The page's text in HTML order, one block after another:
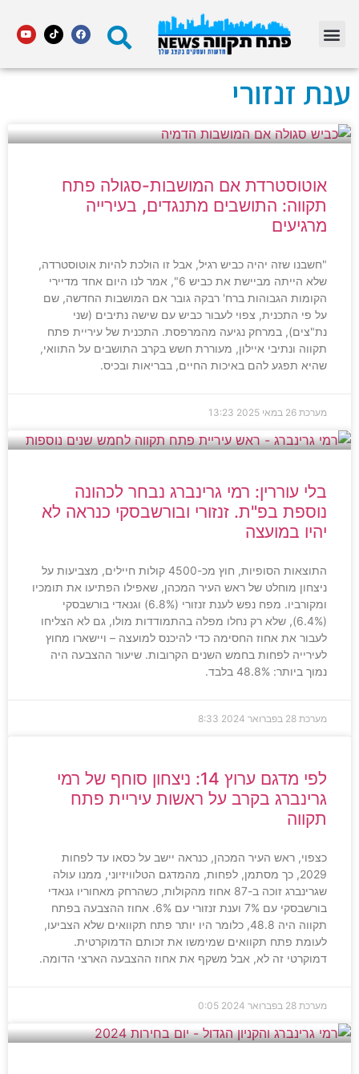
ענת זנזורי
אוטוסטרדת אם המושבות-סגולה פתח
תקווה: התושבים מתנגדים, בעירייה
מרגיעים
"חשבנו שזה יהיה כביש רגיל, אבל זו הולכת להיות אוטוסטרדה,
שלא הייתה מביישת את כביש 6", אמר לנו היום אחד מדיירי
הקומות הגבוהות ברח' רבקה גובר אם המושבות החדשה, שם
על פי התכנית, צפוי לעבור כביש עם שישה נתיבים (שני
נת"צים), במרחק נגיעה מהמרפסת. התכנית של עיריית פתח
תקווה ונתיבי איילון, מעוררת חשש בקרב התושבים על התוואי,
שהיא תפגע להם באיכות החיים, בבריאות ובכיס.
מערכת 26 במאי 2025 13:23
בלי עוררין: רמי גרינברג נבחר לכהונה
נוספת בפ"ת. זנזורי ובורשבסקי כנראה לא
יהיו במועצה
התוצאות הסופיות, חוץ מכ-4500 קולות חיילים, מצביעות על
ניצחון מוחלט של ראש העיר המכהן, שאפילו הפתיעו את תומכיו
ומקורביו. מפח נפש לענת זנזורי (6.8%) וגנאדי בורשבסקי
(6.4%), שלא רק נחלו מפלה בהתמודדות מולו, גם לא הצליחו
לעבור את אחוז החסימה כדי להיכנס למועצה – ויישארו מחוץ
לעירייה לפחות בחמש השנים הקרובות. שיעור ההצבעה היה
נמוך ביותר: 48.8% בלבד.
מערכת 28 בפברואר 2024 8:33
לפי מדגם ערוץ 14: ניצחון סוחף של רמי
גרינברג בקרב על ראשות עיריית פתח
תקווה
כצפוי, ראש העיר המכהן, כנראה יישב על כסאו עד לפחות
2029, כך מסתמן, לפחות, מהמדגם הטלוויזיוני, ממנו עולה
שגרינברג זוכה ב-87 אחוז מהקולות, כשהרחק מאחוריו גנאדי
בורשבסקי עם 7% וענת זנזורי עם 6%. אחוז ההצבעה בפתח
תקווה היה 48.8, כלומר היו יותר פתח תקוואים שלא הצביעו,
לעומת פתח תקוואים שמימשו את זכותם הדמוקרטית.
דמוקרטי זה לא, אבל משקף את אחוז ההצבעה הארצי הדומה.
מערכת 28 בפברואר 2024 0:05